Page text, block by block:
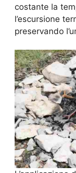
costante la
l’escursione
preservando